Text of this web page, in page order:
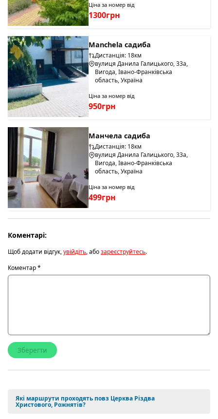
Ціна за номер від
1300грн
Manchela садиба
Дистанція: 18км
вулиця Данила Галицького, 33а,
Вигода, Івано-Франківська
область, Україна
Ціна за номер від
950грн
Манчела садиба
Дистанція: 18км
вулиця Данила Галицького, 33а,
Вигода, Івано-Франківська
область, Україна
Ціна за номер від
499грн
Коментарі:
Щоб додати відгук,увійдіть, абозареєструйтесь.
Коментар*
Які маршрути проходять повз Церква Різдва
Христового, Рожнятів?